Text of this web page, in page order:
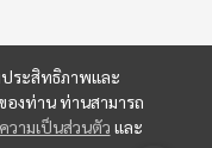
ประสิทธิภาพและ
องท่าน ท่านสามารถ
วามเป็นส่วนตัว และ